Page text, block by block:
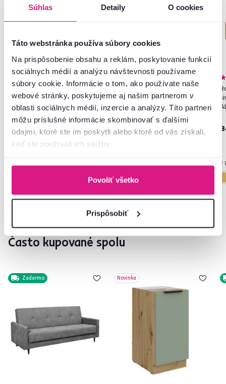
Súhlas Detaily O cookies
Táto webstránka používa súbory cookies
Na prispôsobenie obsahu a reklám, poskytovanie funkcií
sociálnych médií a analýzu návštevnosti používame
súbory cookie. Informácie o tom, ako používate naše
webové stránky, poskytujeme aj našim partnerom v
oblasti sociálnych médií, inzercie a analýzy. Títo partneri
môžu príslušné informácie skombinovať s ďalšími
údajmi, ktoré ste im poskytli alebo ktoré od vás získali,
keď ste používali ich služby.
Povoliť všetko
Prispôsobiť
Rozkladacia sedacia súprava,
svetlosivá, ľavá, ARABELLA
839 €
Rozkladacia sedacia súprava,
svetlosivá, ALECHANDRO B
ROH
899 €
Často kupované spolu
Zadarmo Novinka